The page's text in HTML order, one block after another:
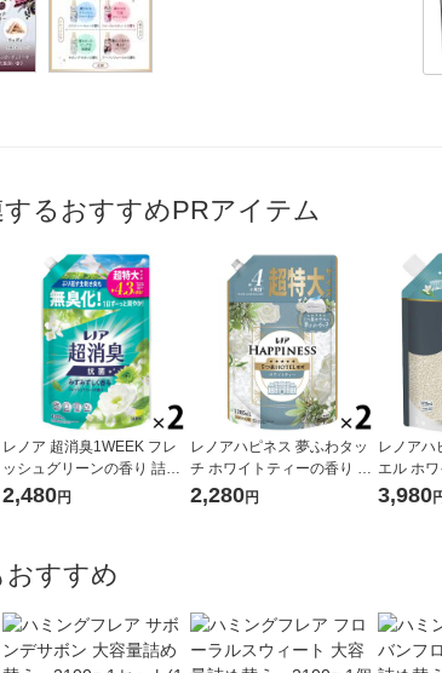
るおすすめPRアイテム
レノア 超消臭1WEEK フレ
ッシュグリーンの香り 詰め
替え 超特大 1380mL 1セッ
ト（1個×2） 柔軟剤 P＆G
2,480円
レノアハピネス 夢ふわタッ
チ ホワイトティーの香り 詰
め替え 超特大 1285mL 1セ
ット（1個×2） 柔軟剤 P＆G
2,280円
レノアハ
エル ホワ
え
（2個入
3,980
すすめ